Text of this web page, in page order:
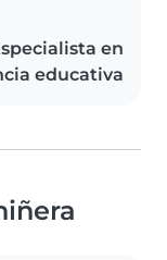
en
educativa